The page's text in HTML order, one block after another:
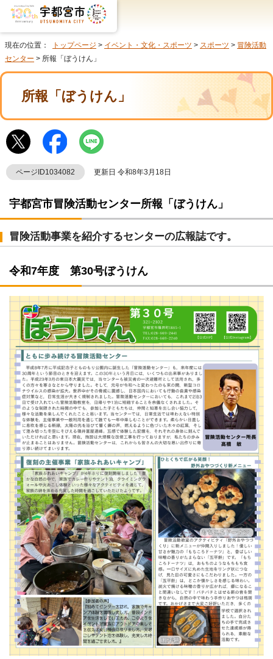
現在の位置： トップページ > イベント・文化・スポーツ > スポーツ > 冒険活動
センター > 所報「ぼうけん」
所報「ぼうけん」
ページID1034082 更新日 令和8年3月18日
宇都宮市冒険活動センター所報「ぼうけん」
冒険活動事業を紹介するセンターの広報誌です。
令和7年度 第30号ぼうけん